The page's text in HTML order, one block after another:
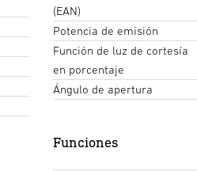
(EAN)
Potencia de emisión
Función de luz de cortesía
en porcentaje
Ángulo de apertura
Funciones